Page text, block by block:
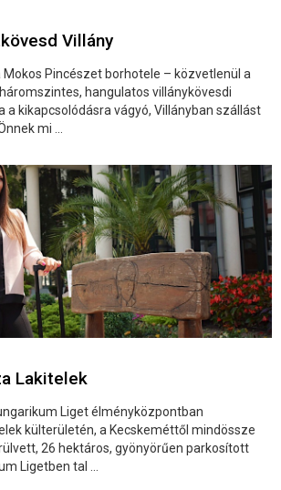
Villány
Mokos Pincészet borhotele – közvetlenül a
hangulatos villánykövesdi
a kikapcsolódásra vágyó, Villányban szállást
mi ...
Lakitelek
Liget élményközpontban
külterületén, a Kecskeméttől mindössze
26 hektáros, gyönyörűen parkosított
Ligetben tal ...